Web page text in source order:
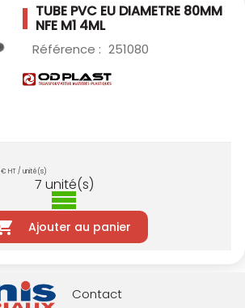
TUBE PVC EU DIAMETRE 80MM
NFE M1 4ML
Référence : 251080
€ HT / unité(s)
7 unité(s)
Ajouter au panier
Contact